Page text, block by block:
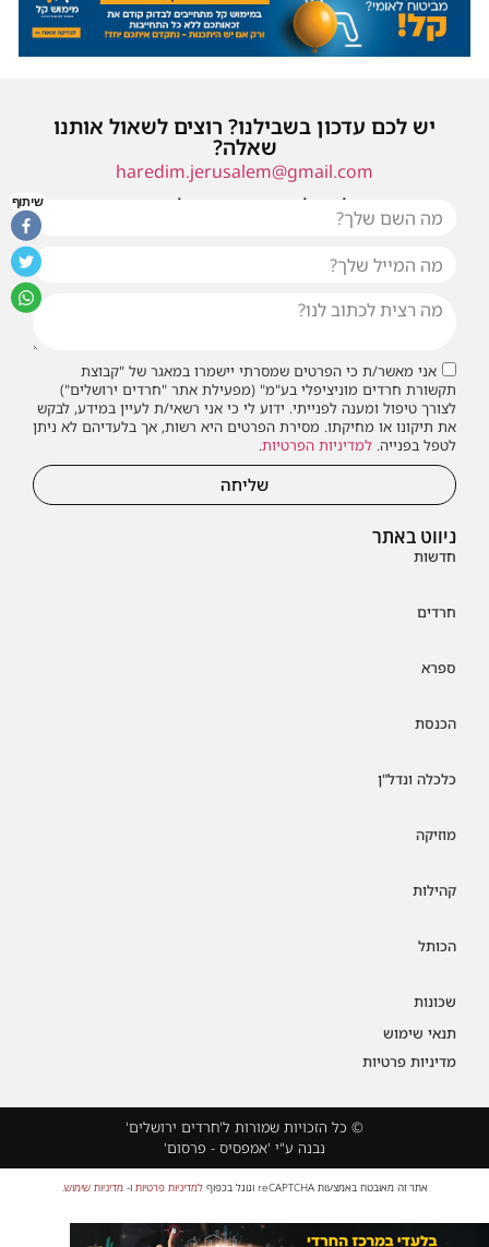
ניווט באתר
חדשות
חרדים
ספרא
הכנסת
כלכלה ונדל"ן
מוזיקה
קהילות
הכותל
שכונות
תנאי שימוש
מדיניות פרטיות
יש לכם עדכון בשבילנו? רוצים לשאול אותנו
שאלה?
haredim.jerusalem@gmail.com
או שילחו אלינו פנייה ונחזור אליכם בהקדם
אני מאשר/ת כי הפרטים שמסרתי יישמרו במאגר של "קבוצת
תקשורת חרדים מוניציפלי בע"מ" (מפעילת אתר "חרדים ירושלים")
לצורך טיפול ומענה לפנייתי. ידוע לי כי אני רשאי/ת לעיין במידע, לבקש
את תיקונו או מחיקתו. מסירת הפרטים היא רשות, אך בלעדיהם לא ניתן
לטפל בפנייה. למדיניות הפרטיות.
שליחה
© כל הזכויות שמורות ל'חרדים ירושלים'
נבנה ע"י 'אמפסיס - פרסום'
אתר זה מאובטח באמצעות reCAPTCHA וגוגל בכפוף למדיניות פרטיות ו-מדיניות שימוש.
שיתוף